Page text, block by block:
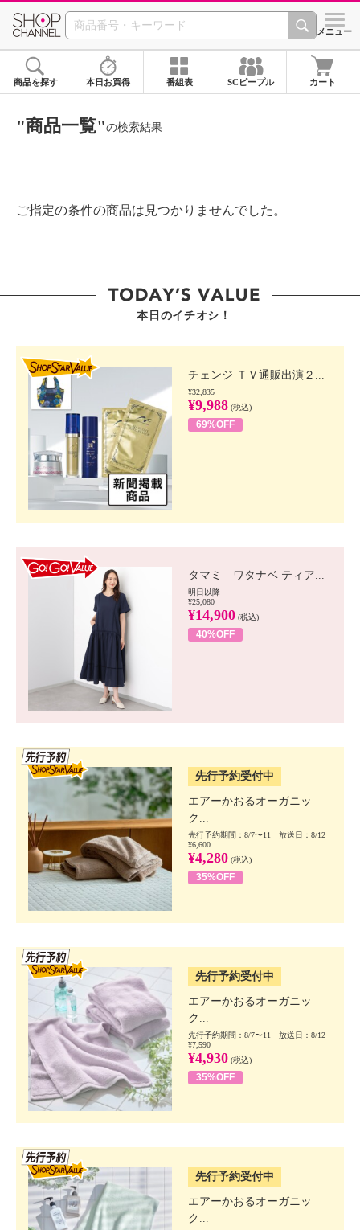
SHOP CHANNEL ショッ
メニュー
商品を探す 本日お買得 番組表 SCピープル カート
"商品一覧"の検索結果
ご指定の条件の商品は見つかりませんでした。
本日のイチオシ！
チェンジ ＴＶ通販出演２...
¥32,835
¥9,988 (税込)
69%OFF
タマミ ワタナベ ティア...
明日以降
¥25,080
¥14,900 (税込)
40%OFF
先行予約受付中
エアーかおるオーガニッ
ク...
先行予約期間：8/7〜11 放送日：8/12
¥6,600
¥4,280 (税込)
35%OFF
先行予約受付中
エアーかおるオーガニッ
ク...
先行予約期間：8/7〜11 放送日：8/12
¥7,590
¥4,930 (税込)
35%OFF
先行予約受付中
エアーかおるオーガニッ
ク...